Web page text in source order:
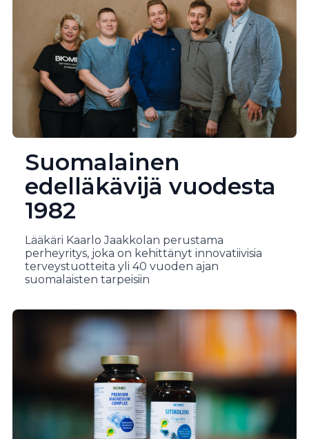
Suomalainen
edelläkävijä vuodesta
1982
Lääkäri Kaarlo Jaakkolan perustama
perheyritys, joka on kehittänyt innovatiivisia
terveystuotteita yli 40 vuoden ajan
suomalaisten tarpeisiin